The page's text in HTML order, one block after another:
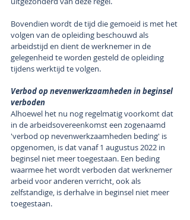
Bovendien wordt de tijd die gemoeid is met het
volgen van de opleiding beschouwd als
arbeidstijd en dient de werknemer in de
gelegenheid te worden gesteld de opleiding
tijdens werktijd te volgen.
Verbod op nevenwerkzaamheden in beginsel
verboden
Alhoewel het nu nog regelmatig voorkomt dat
in de arbeidsovereenkomst een zogenaamd
'verbod op nevenwerkzaamheden beding' is
opgenomen, is dat vanaf 1 augustus 2022 in
beginsel niet meer toegestaan. Een beding
waarmee het wordt verboden dat werknemer
arbeid voor anderen verricht, ook als
zelfstandige, is derhalve in beginsel niet meer
toegestaan.